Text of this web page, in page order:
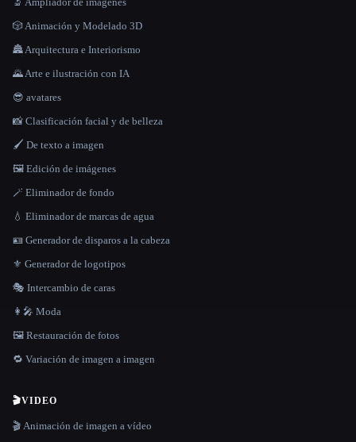
🎲 Animación y Modelado 3D
🏯 Arquitectura e Interiorismo
🌄 Arte e ilustración con IA
😎 avatares
📸 Clasificación facial y de belleza
🖌️ De texto a imagen
🖼️ Edición de imágenes
🪄 Eliminador de fondo
💧 Eliminador de marcas de agua
🪪 Generador de disparos a la cabeza
⚜️ Generador de logotipos
🎭 Intercambio de caras
👩‍🎤 Moda
🖼️ Restauración de fotos
🔁 Variación de imagen a imagen
🎬VIDEO
🎬 Animación de imagen a vídeo